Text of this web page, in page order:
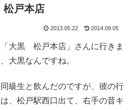
戸本店
2013.05.22 2014.09.05
大黒 松戸本店」さんに行きま
大黒なんですね。
級生と飲んだのですが、彼の行
、松戸駅西口出て、右手の昔キ